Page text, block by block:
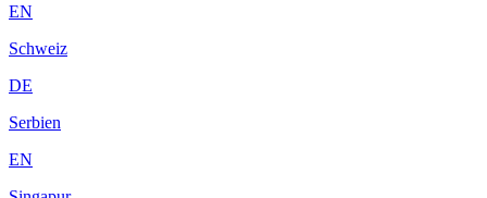
EN
Schweiz
DE
Serbien
EN